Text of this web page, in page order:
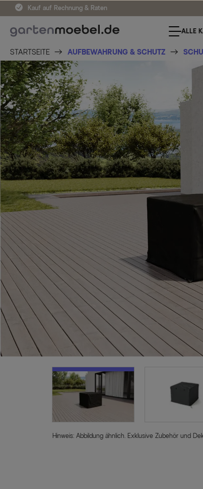
Kauf auf Rechnung & Raten
ALLE
STARTSEITE AUFBEWAHRUNG & SCHUTZ
Hinweis: Abbildung ähnlich. Exklusive Zubehör und